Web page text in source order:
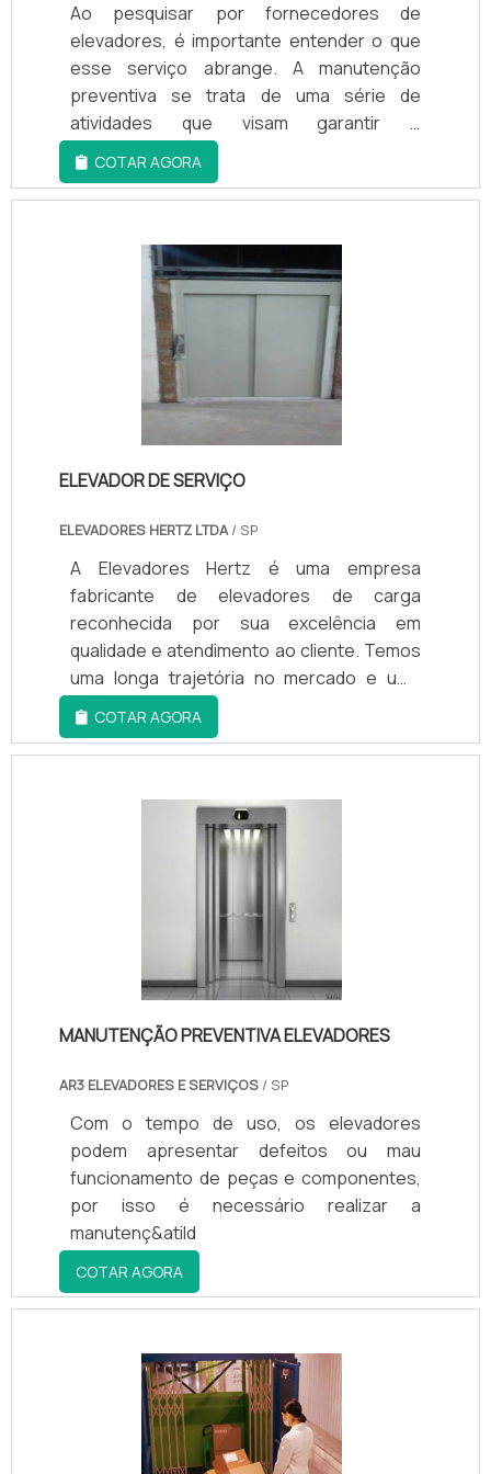
Ao pesquisar por fornecedores de
elevadores, é importante entender o que
esse serviço abrange. A manutenção
preventiva se trata de uma série de
atividades que visam garantir o
funcionamento adequado do equipamento
e evitar problemas e acidentes. Essa
manutenção deve ser realizada
segurança e conforto dos usuários. Os
fornecedores de elevadores, como a
Elevadores Hertz, possuem equipes
especializadas e treinadas para realizar a
manutenção preventiva. Eles seguem um
cronograma de visitas ao local onde o
elevador está instalado, seguindo as
normas técnicas e de segurança
específicas. Durante as avaliações, os
lubrificação dos componentes, a estrutura
e a segurança geral do equipamento.
COTAR AGORA
ELEVADOR DE SERVIÇO
ELEVADORES HERTZ LTDA/ SP
A Elevadores Hertz é uma empresa
fabricante de elevadores de carga
reconhecida por sua excelência em
qualidade e atendimento ao cliente. Temos
uma longa trajetória no mercado e uma
carteira de clientes satisfeitos em todo o
país. Nossos elevadores de carga são
fabricados com os melhores materiais e
eficiência em sua operação.
COTAR AGORA
MANUTENÇÃO PREVENTIVA ELEVADORES
AR3 ELEVADORES E SERVIÇOS / SP
Com o tempo de uso, os elevadores
podem apresentar defeitos ou mau
funcionamento de peças e componentes,
por isso é necessário realizar a
manutenç&atild
COTAR AGORA